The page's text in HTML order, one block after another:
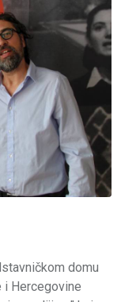
domu
i Hercegovine